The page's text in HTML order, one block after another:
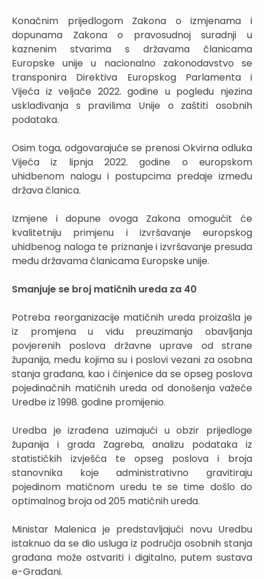
Konačnim prijedlogom Zakona o izmjenama i
dopunama Zakona o pravosudnoj suradnji u
kaznenim stvarima s državama članicama
Europske unije u nacionalno zakonodavstvo se
transponira Direktiva Europskog Parlamenta i
Vijeća iz veljače 2022. godine u pogledu njezina
usklađivanja s pravilima Unije o zaštiti osobnih
podataka.
Osim toga, odgovarajuće se prenosi Okvirna odluka
Vijeća iz lipnja 2022. godine o europskom
uhidbenom nalogu i postupcima predaje između
država članica.
Izmjene i dopune ovoga Zakona omogućit će
kvalitetniju primjenu i izvršavanje europskog
uhidbenog naloga te priznanje i izvršavanje presuda
među državama članicama Europske unije.
Smanjuje se broj matičnih ureda za 40
Potreba reorganizacije matičnih ureda proizašla je
iz promjena u vidu preuzimanja obavljanja
povjerenih poslova državne uprave od strane
županija, među kojima su i poslovi vezani za osobna
stanja građana, kao i činjenice da se opseg poslova
pojedinačnih matičnih ureda od donošenja važeće
Uredbe iz 1998. godine promijenio.
Uredba je izrađena uzimajući u obzir prijedloge
županija i grada Zagreba, analizu podataka iz
statističkih izvješća te opseg poslova i broja
stanovnika koje administrativno gravitiraju
pojedinom matičnom uredu te se time došlo do
optimalnog broja od 205 matičnih ureda.
Ministar Malenica je predstavljajući novu Uredbu
istaknuo da se dio usluga iz područja osobnih stanja
građana može ostvariti i digitalno, putem sustava
e-Građani.